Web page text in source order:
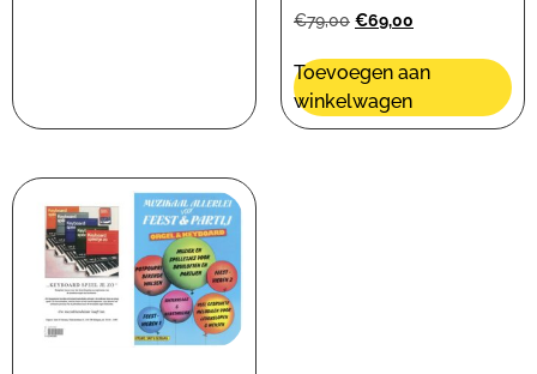
€79,00 €69,00
Toevoegen aan
winkelwagen